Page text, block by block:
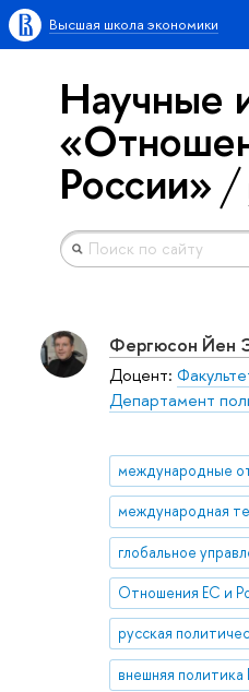
Высшая школа экономики
Научные
России»
Фергюсон Йен
Доцент:
Департамент
международная
глобальное
Отношения ЕС и
внешняя политика